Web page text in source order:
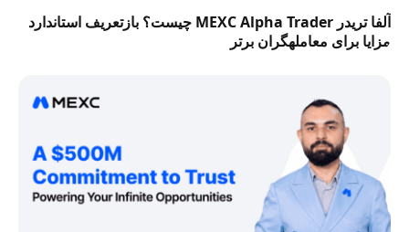
آلفا تریدر MEXC Alpha Trader چیست؟ بازتعریف استاندارد
مزایا برای معاملهگران برتر